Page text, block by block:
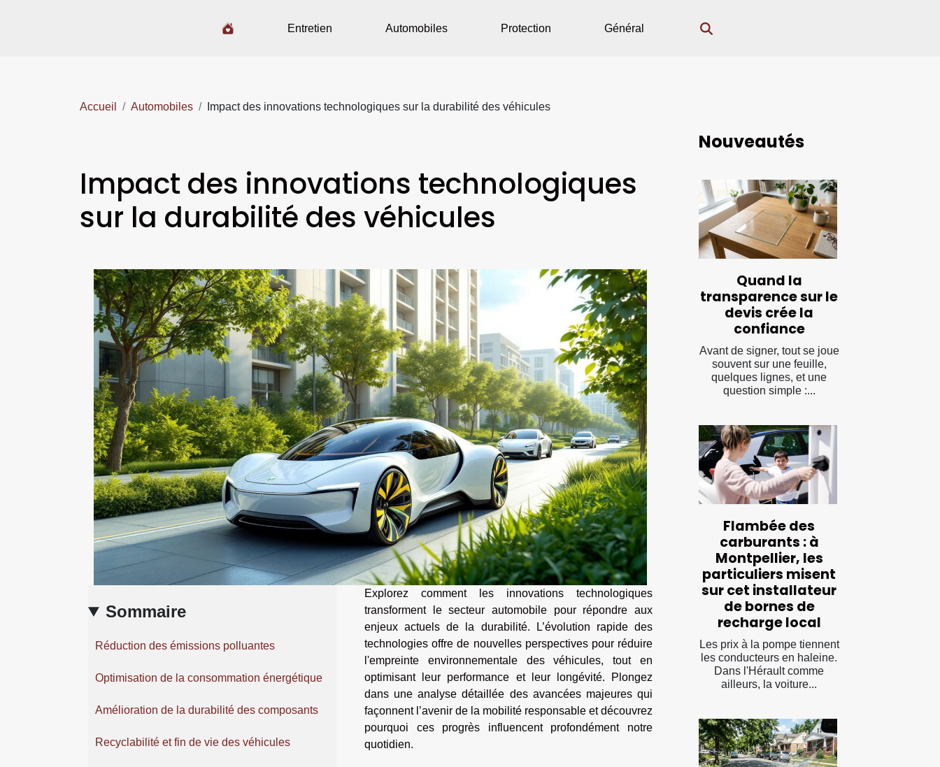
Entretien Automobiles Protection Général
Accueil Automobiles Impact des innovations technologiques sur la durabilité des véhicules
Impact des innovations technologiques
sur la durabilité des véhicules
Sommaire
Réduction des émissions polluantes
Optimisation de la consommation énergétique
Amélioration de la durabilité des composants
Recyclabilité et fin de vie des véhicules
Explorez comment les innovations technologiques
transforment le secteur automobile pour répondre aux
enjeux actuels de la durabilité. L’évolution rapide des
technologies offre de nouvelles perspectives pour réduire
l'empreinte environnementale des véhicules, tout en
optimisant leur performance et leur longévité. Plongez
dans une analyse détaillée des avancées majeures qui
façonnent l’avenir de la mobilité responsable et découvrez
pourquoi ces progrès influencent profondément notre
quotidien.
Nouveautés
Quand la
transparence sur le
devis crée la
confiance
Avant de signer, tout se joue
souvent sur une feuille,
quelques lignes, et une
question simple :...
Flambée des
carburants : à
Montpellier, les
particuliers misent
sur cet installateur
de bornes de
recharge local
Les prix à la pompe tiennent
les conducteurs en haleine.
Dans l'Hérault comme
ailleurs, la voiture...